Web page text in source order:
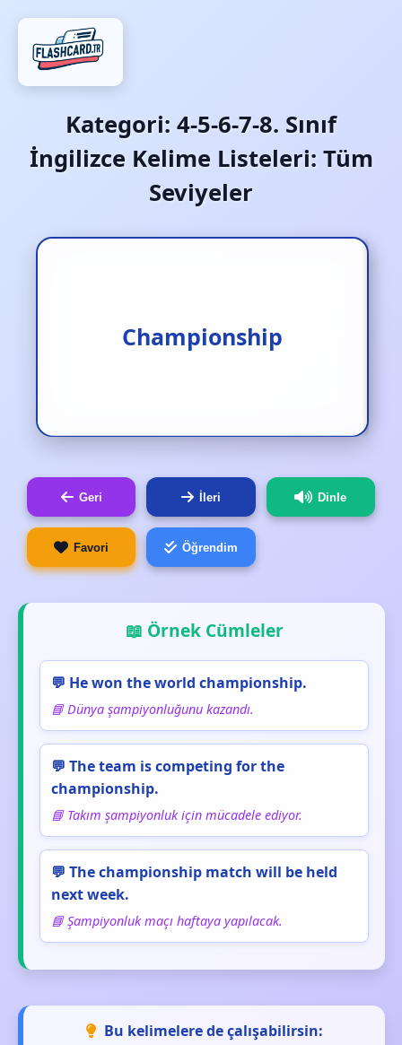
Kategori: 4-5-6-7-8. Sınıf
İngilizce Kelime Listeleri: Tüm
Seviyeler
Championship
Şampiyonluk
Geri İleri Dinle
Favori Öğrendim
📖 Örnek Cümleler
💬 He won the world championship.
📘 Dünya şampiyonluğunu kazandı.
💬 The team is competing for the
championship.
📘 Takım şampiyonluk için mücadele ediyor.
💬 The championship match will be held
next week.
📘 Şampiyonluk maçı haftaya yapılacak.
Bu kelimelere de çalışabilirsin: